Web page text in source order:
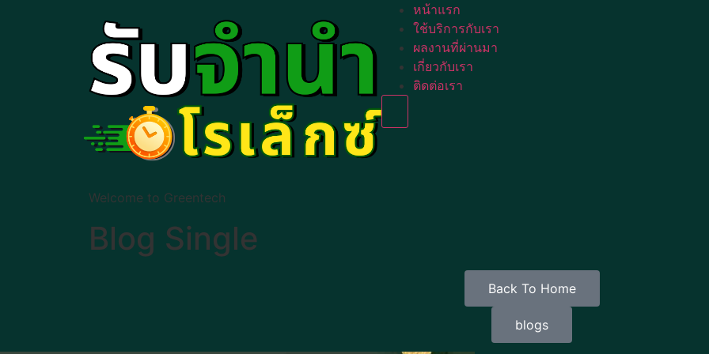
หน้าแรก
ใช้บริการกับเรา
ผลงานที่ผ่านมา
เกี่ยวกับเรา
ติดต่อเรา
Welcome to Greentech
Blog Single
Back To Home
blogs